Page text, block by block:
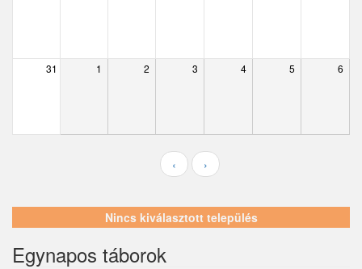
Hernád
31 1 2 3 4 5 6
‹ ›
Nincs kiválasztott település
Egynapos táborok